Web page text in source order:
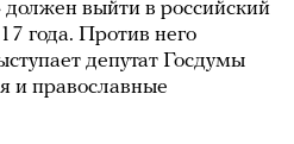
выйти в российский
года. Против него
депутат Госдумы
и православные